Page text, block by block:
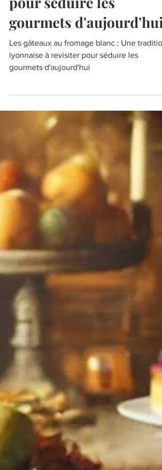
pour séduire les
gourmets d'aujourd'hui
Les gâteaux au fromage blanc : Une
lyonnaise à revisiter pour séduire les